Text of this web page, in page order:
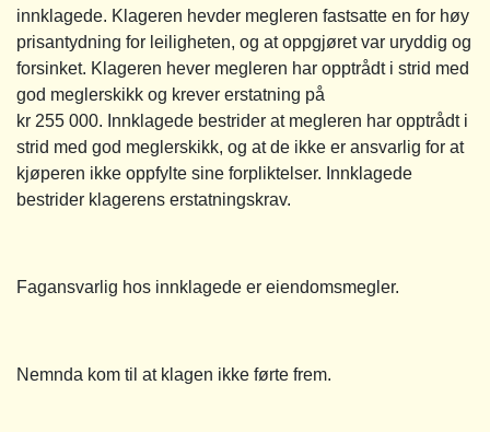
innklagede. Klageren hevder megleren fastsatte en for høy
prisantydning for leiligheten, og at oppgjøret var uryddig og
forsinket. Klageren hever megleren har opptrådt i strid med
god meglerskikk og krever erstatning på
kr 255 000. Innklagede bestrider at megleren har opptrådt i
strid med god meglerskikk, og at de ikke er ansvarlig for at
kjøperen ikke oppfylte sine forpliktelser. Innklagede
bestrider klagerens erstatningskrav.
Fagansvarlig hos innklagede er eiendomsmegler.
Nemnda kom til at klagen ikke førte frem.